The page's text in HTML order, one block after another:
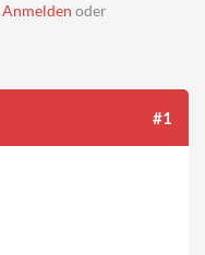
Anmelden oder
#1